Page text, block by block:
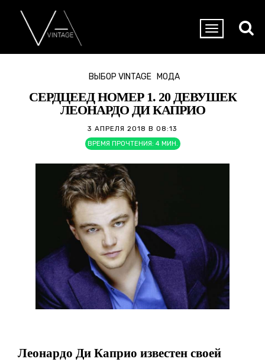
ВЫБОР VINTAGE МОДА
СЕРДЦЕЕД НОМЕР 1. 20 ДЕВУШЕК
ЛЕОНАРДО ДИ КАПРИО
3 АПРЕЛЯ 2018 В 08:13
ВРЕМЯ ПРОЧТЕНИЯ: 4 МИН.
Леонардо Ди Каприо известен своей